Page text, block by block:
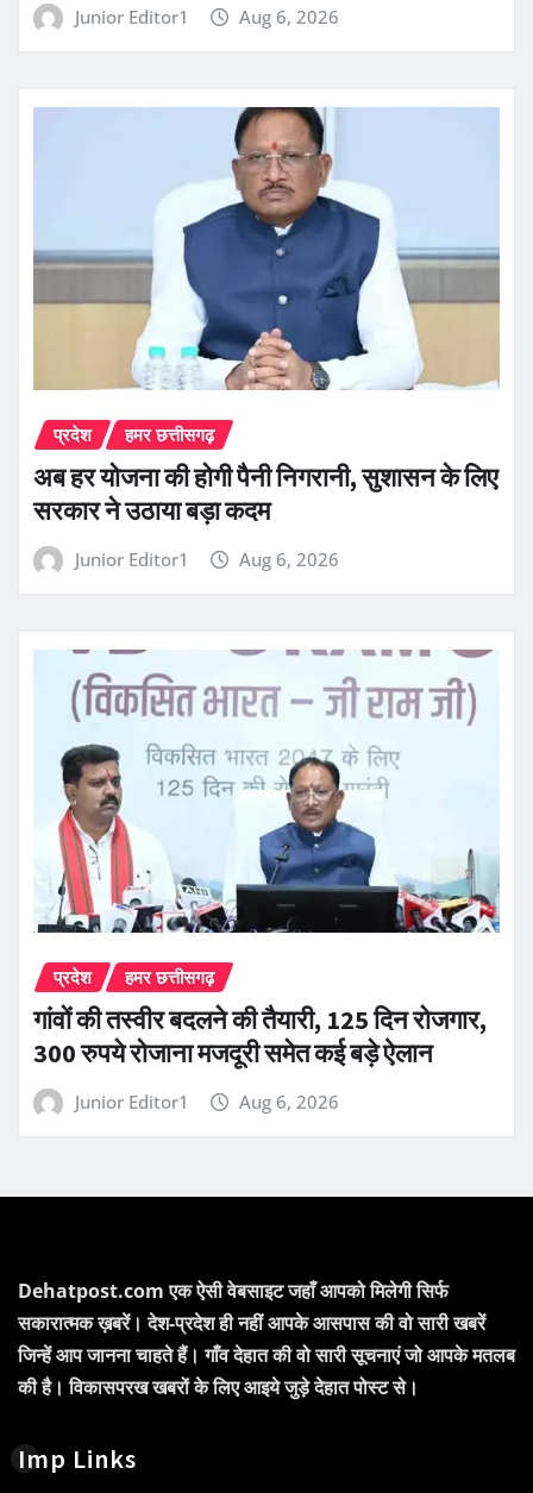
Junior Editor1 Aug 6, 2026
प्रदेश हमर छत्तीसगढ़
अब हर योजना की होगी पैनी निगरानी, सुशासन के लिए
सरकार ने उठाया बड़ा कदम
Junior Editor1 Aug 6, 2026
प्रदेश हमर छत्तीसगढ़
गांवों की तस्वीर बदलने की तैयारी, 125 दिन रोजगार,
300 रुपये रोजाना मजदूरी समेत कई बड़े ऐलान
Junior Editor1 Aug 6, 2026
Dehatpost.com एक ऐसी वेबसाइट जहाँ आपको मिलेगी सिर्फ
सकारात्मक ख़बरें। देश-प्रदेश ही नहीं आपके आसपास की वो सारी खबरें
जिन्हें आप जानना चाहते हैं। गाँव देहात की वो सारी सूचनाएं जो आपके मतलब
की है। विकासपरख खबरों के लिए आइये जुड़े देहात पोस्ट से।
Imp Links